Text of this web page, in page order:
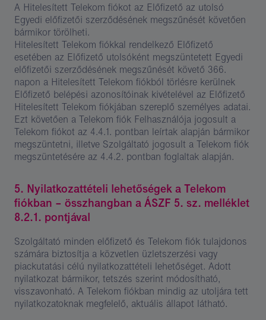
A Hitelesített Telekom fiókot az Előfizető az utolsó
Egyedi előfizetői szerződésének megszűnését követően
bármikor törölheti.
Hitelesített Telekom fiókkal rendelkező Előfizető
esetében az Előfizető utolsóként megszüntetett Egyedi
előfizetői szerződésének megszűnését követő 366.
napon a Hitelesített Telekom fiókból törlésre kerülnek
Előfizető belépési azonosítóinak kivételével az Előfizető
Hitelesített Telekom fiókjában szereplő személyes adatai.
Ezt követően a Telekom fiók Felhasználója jogosult a
Telekom fiókot az 4.4.1. pontban leírtak alapján bármikor
megszüntetni, illetve Szolgáltató jogosult a Telekom fiók
megszüntetésére az 4.4.2. pontban foglaltak alapján.
5. Nyilatkozattételi lehetőségek a Telekom
fiókban – összhangban a ÁSZF 5. sz. melléklet
8.2.1. pontjával
Szolgáltató minden előfizető és Telekom fiók tulajdonos
számára biztosítja a közvetlen üzletszerzési vagy
piackutatási célú nyilatkozattételi lehetőséget. Adott
nyilatkozat bármikor, tetszés szerint módosítható,
visszavonható. A Telekom fiókban mindig az utoljára tett
nyilatkozatoknak megfelelő, aktuális állapot látható.